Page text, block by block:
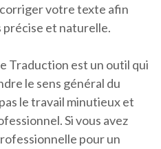
votre texte afin
précise et naturelle.
Traduction est un outil qui
le sens général du
le travail minutieux et
Si vous avez
pour un